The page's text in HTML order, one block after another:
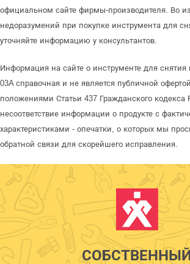
официальном сайте фирмы-производителя. Во
недоразумений при покупке инструмента для
уточняйте информацию у консультантов.
Информация на сайте о инструменте для
03A справочная и не является публичной
положениями Статьи 437 Гражданского
несоответствие информации о продукте с
характеристиками - опечатки, о которых мы
обратной связи для скорейшего исправления.